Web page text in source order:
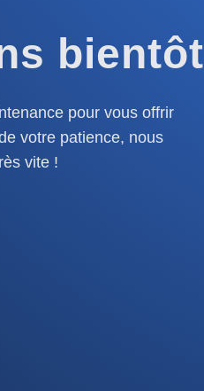
bientôt
pour vous offrir
votre patience, nous
vite !